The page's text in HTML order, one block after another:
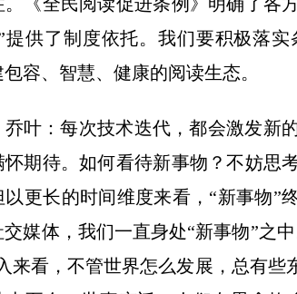
提供了制度依托。我们要积极落
容、智慧、健康的阅读生态。
：每次技术迭代，都会激发新的
怀期待。如何看待新事物？不妨思
以更长的时间维度来看，“新事物”
媒体，我们一直身处“新事物”之
来看，不管世界怎么发展，总有